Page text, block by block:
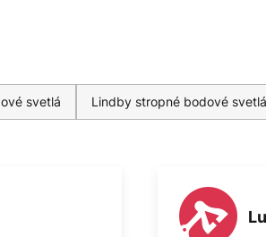
svetlá Lindby stropné bodové svetlá